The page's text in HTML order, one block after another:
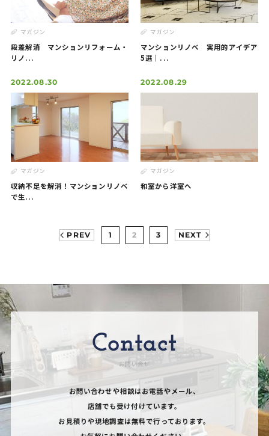
マガジン
段差解消 マンションリフォーム・
リノ...
マガジン
マンションリノベ 実用的アイデア
5選｜...
2022.08.30
マガジン
収納不足を解消！マンションリノベ
で生...
2022.08.29
マガジン
和室から洋室へ
PREV 1 2 3 NEXT
Contact
お問い合せ
お問い合わせや相談はお電話やメール、
店舗でも受け付けています。
お見積りや現地調査は無料で行っております。